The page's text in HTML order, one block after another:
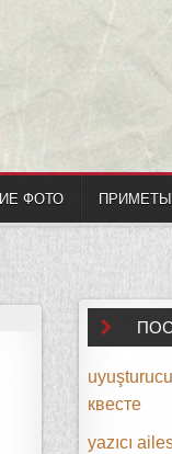
ФОТО ПРИМЕТЫ
квесте
yazıcı